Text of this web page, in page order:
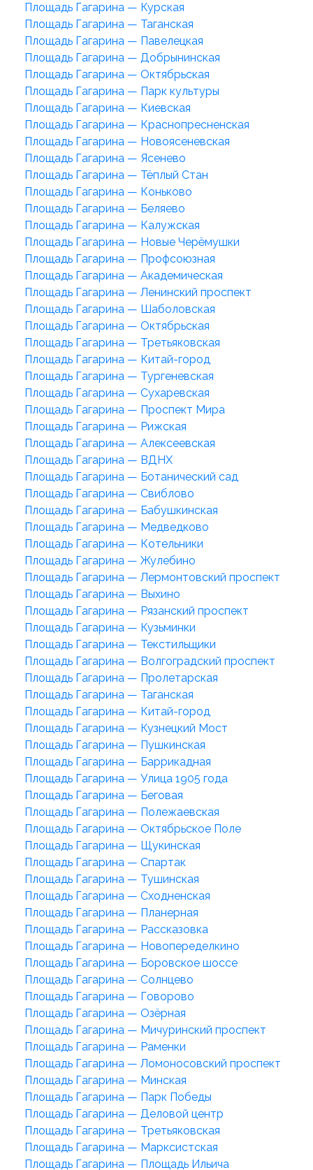
Площадь Гагарина — Курская
Площадь Гагарина — Таганская
Площадь Гагарина — Павелецкая
Площадь Гагарина — Добрынинская
Площадь Гагарина — Октябрьская
Площадь Гагарина — Парк культуры
Площадь Гагарина — Киевская
Площадь Гагарина — Краснопресненская
Площадь Гагарина — Новоясеневская
Площадь Гагарина — Ясенево
Площадь Гагарина — Тёплый Стан
Площадь Гагарина — Коньково
Площадь Гагарина — Беляево
Площадь Гагарина — Калужская
Площадь Гагарина — Новые Черёмушки
Площадь Гагарина — Профсоюзная
Площадь Гагарина — Академическая
Площадь Гагарина — Ленинский проспект
Площадь Гагарина — Шаболовская
Площадь Гагарина — Октябрьская
Площадь Гагарина — Третьяковская
Площадь Гагарина — Китай-город
Площадь Гагарина — Тургеневская
Площадь Гагарина — Сухаревская
Площадь Гагарина — Проспект Мира
Площадь Гагарина — Рижская
Площадь Гагарина — Алексеевская
Площадь Гагарина — ВДНХ
Площадь Гагарина — Ботанический сад
Площадь Гагарина — Свиблово
Площадь Гагарина — Бабушкинская
Площадь Гагарина — Медведково
Площадь Гагарина — Котельники
Площадь Гагарина — Жулебино
Площадь Гагарина — Лермонтовский проспект
Площадь Гагарина — Выхино
Площадь Гагарина — Рязанский проспект
Площадь Гагарина — Кузьминки
Площадь Гагарина — Текстильщики
Площадь Гагарина — Волгоградский проспект
Площадь Гагарина — Пролетарская
Площадь Гагарина — Таганская
Площадь Гагарина — Китай-город
Площадь Гагарина — Кузнецкий Мост
Площадь Гагарина — Пушкинская
Площадь Гагарина — Баррикадная
Площадь Гагарина — Улица 1905 года
Площадь Гагарина — Беговая
Площадь Гагарина — Полежаевская
Площадь Гагарина — Октябрьское Поле
Площадь Гагарина — Щукинская
Площадь Гагарина — Спартак
Площадь Гагарина — Тушинская
Площадь Гагарина — Сходненская
Площадь Гагарина — Планерная
Площадь Гагарина — Рассказовка
Площадь Гагарина — Новопеределкино
Площадь Гагарина — Боровское шоссе
Площадь Гагарина — Солнцево
Площадь Гагарина — Говорово
Площадь Гагарина — Озёрная
Площадь Гагарина — Мичуринский проспект
Площадь Гагарина — Раменки
Площадь Гагарина — Ломоносовский проспект
Площадь Гагарина — Минская
Площадь Гагарина — Парк Победы
Площадь Гагарина — Деловой центр
Площадь Гагарина — Третьяковская
Площадь Гагарина — Марксистская
Площадь Гагарина — Площадь Ильича